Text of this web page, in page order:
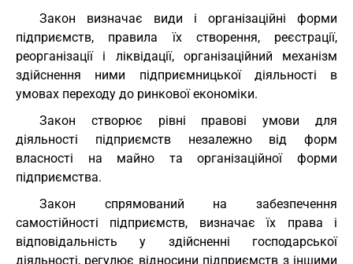
Закон визначає види і організаційні форми
підприємств, правила їх створення, реєстрації,
реорганізації і ліквідації, організаційний механізм
здійснення ними підприємницької діяльності в
умовах переходу до ринкової економіки.
Закон створює рівні правові умови для
діяльності підприємств незалежно від форм
власності на майно та організаційної форми
підприємства.
Закон спрямований на забезпечення
самостійності підприємств, визначає їх права і
відповідальність у здійсненні господарської
діяльності, регулює відносини підприємств з іншими